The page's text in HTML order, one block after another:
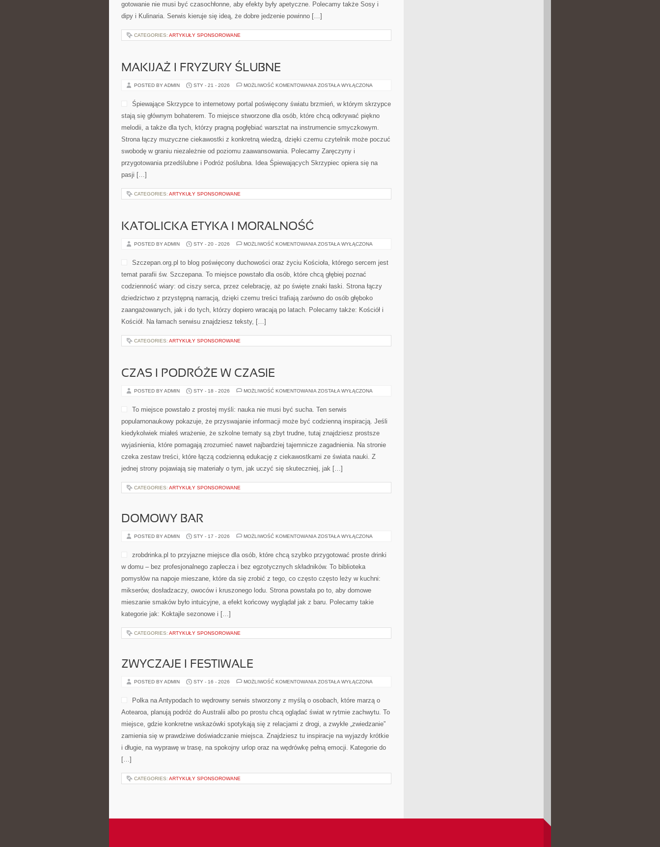
gotowanie nie musi być czasochłonne, aby efekty były apetyczne. Polecamy także Sosy i
dipy i Kulinaria. Serwis kieruje się ideą, że dobre jedzenie powinno […]
CATEGORIES: ARTYKUŁY SPONSOROWANE
MAKIJAŻ I FRYZURY ŚLUBNE
POSTED BY ADMIN STY - 21 - 2026 MOŻLIWOŚĆ KOMENTOWANIA MAKIJAŻ
ŚLUBNE
ZOSTAŁA WYŁĄCZONA
Śpiewające Skrzypce to internetowy portal poświęcony światu brzmień, w którym skrzypce
stają się głównym bohaterem. To miejsce stworzone dla osób, które chcą odkrywać piękno
melodii, a także dla tych, którzy pragną pogłębiać warsztat na instrumencie smyczkowym.
Strona łączy muzyczne ciekawostki z konkretną wiedzą, dzięki czemu czytelnik może poczuć
swobodę w graniu niezależnie od poziomu zaawansowania. Polecamy Zaręczyny i
przygotowania przedślubne i Podróż poślubna. Idea Śpiewających Skrzypiec opiera się na
pasji […]
CATEGORIES: ARTYKUŁY SPONSOROWANE
KATOLICKA ETYKA I MORALNOŚĆ
POSTED BY ADMIN STY - 20 - 2026 MOŻLIWOŚĆ KOMENTOWANIA KATOLICKA
MORALNOŚĆ
ZOSTAŁA WYŁĄCZONA
Szczepan.org.pl to blog poświęcony duchowości oraz życiu Kościoła, którego sercem jest
temat parafii św. Szczepana. To miejsce powstało dla osób, które chcą głębiej poznać
codzienność wiary: od ciszy serca, przez celebrację, aż po święte znaki łaski. Strona łączy
dziedzictwo z przystępną narracją, dzięki czemu treści trafiają zarówno do osób głęboko
zaangażowanych, jak i do tych, którzy dopiero wracają po latach. Polecamy także: Kościół i
Kościół. Na łamach serwisu znajdziesz teksty, […]
CATEGORIES: ARTYKUŁY SPONSOROWANE
CZAS I PODRÓŻE W CZASIE
POSTED BY ADMIN STY - 18 - 2026 MOŻLIWOŚĆ KOMENTOWANIA CZAS
W
CZASIE
ZOSTAŁA WYŁĄCZONA
To miejsce powstało z prostej myśli: nauka nie musi być sucha. Ten serwis
popularnonaukowy pokazuje, że przyswajanie informacji może być codzienną inspiracją. Jeśli
kiedykolwiek miałeś wrażenie, że szkolne tematy są zbyt trudne, tutaj znajdziesz prostsze
wyjaśnienia, które pomagają zrozumieć nawet najbardziej tajemnicze zagadnienia. Na stronie
czeka zestaw treści, które łączą codzienną edukację z ciekawostkami ze świata nauki. Z
jednej strony pojawiają się materiały o tym, jak uczyć się skuteczniej, jak […]
CATEGORIES: ARTYKUŁY SPONSOROWANE
DOMOWY BAR
POSTED BY ADMIN STY - 17 - 2026 MOŻLIWOŚĆ KOMENTOWANIA DOMOWY
ZOSTAŁA WYŁĄCZONA
zrobdrinka.pl to przyjazne miejsce dla osób, które chcą szybko przygotować proste drinki
w domu – bez profesjonalnego zaplecza i bez egzotycznych składników. To biblioteka
pomysłów na napoje mieszane, które da się zrobić z tego, co często często leży w kuchni:
mikserów, dosładzaczy, owoców i kruszonego lodu. Strona powstała po to, aby domowe
mieszanie smaków było intuicyjne, a efekt końcowy wyglądał jak z baru. Polecamy takie
kategorie jak: Koktajle sezonowe i […]
CATEGORIES: ARTYKUŁY SPONSOROWANE
ZWYCZAJE I FESTIWALE
POSTED BY ADMIN STY - 16 - 2026 MOŻLIWOŚĆ KOMENTOWANIA ZWYCZAJE
ZOSTAŁA WYŁĄCZONA
Polka na Antypodach to wędrowny serwis stworzony z myślą o osobach, które marzą o
Aotearoa, planują podróż do Australii albo po prostu chcą oglądać świat w rytmie zachwytu. To
miejsce, gdzie konkretne wskazówki spotykają się z relacjami z drogi, a zwykłe „zwiedzanie”
zamienia się w prawdziwe doświadczanie miejsca. Znajdziesz tu inspiracje na wyjazdy krótkie
i długie, na wyprawę w trasę, na spokojny urlop oraz na wędrówkę pełną emocji. Kategorie do
[…]
CATEGORIES: ARTYKUŁY SPONSOROWANE